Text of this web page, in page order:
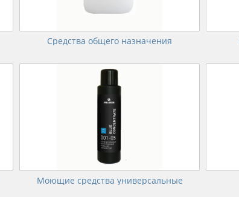
Являемся официальным
известных производителей
Средства общего назначения
Моющие средства универсальные